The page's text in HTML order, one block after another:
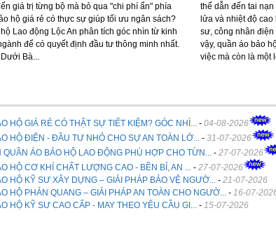
giá trị từng bộ mà bỏ qua "chi phí ẩn" phía
hộ giá rẻ có thực sự giúp tối ưu ngân sách?
Lao động Lộc An phân tích góc nhìn từ kinh
để có quyết định đầu tư thông minh nhất.
Bà...
thể dẫn đến tai
lửa và nhiệt độ
sư, công nhân
vậy, quần áo bảo
việc mà còn là một
HỘ GIÁ RẺ CÓ THẬT SỰ TIẾT KIỆM? GÓC NHÌ... - 04-08-2026
HỘ ĐIỆN - ĐẦU TƯ NHỎ CHO SỰ AN TOÀN LỚ... - 31-07-2026
QUẦN ÁO BẢO HỘ LAO ĐỘNG PHÙ HỢP CHO TỪN... - 27-07-2026
HỘ CƠ KHÍ CHẤT LƯỢNG CAO - BỀN BỈ, AN ... - 27-07-2026
HỘ KỸ SƯ XÂY DỰNG – GIẢI PHÁP BẢO VỆ NGƯỜ... - 21-07-2026
HỘ PHẢN QUANG – GIẢI PHÁP AN TOÀN CHO NGƯỜ... - 16-07-
HỘ KỸ SƯ CAO CẤP - MAY THEO YÊU CẦU GI... - 15-07-2026